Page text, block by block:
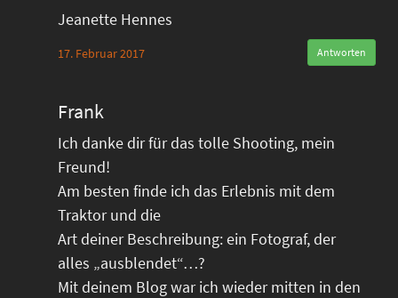
Jeanette Hennes
17. Februar 2017 Antworten
Frank
Ich danke dir für das tolle Shooting, mein
Freund!
Am besten finde ich das Erlebnis mit dem
Traktor und die
Art deiner Beschreibung: ein Fotograf, der
alles „ausblendet“…?
Mit deinem Blog war ich wieder mitten in den